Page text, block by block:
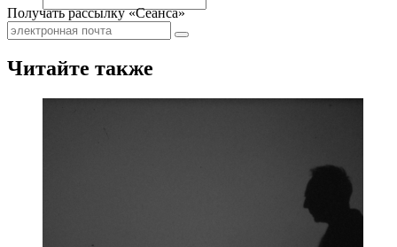
Получать рассылку «Сеанса»
Читайте также